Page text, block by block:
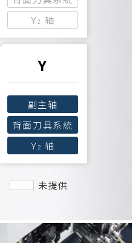
Y 2 轴
Y
副主轴
背面刀具系統
Y 2 轴
未提供